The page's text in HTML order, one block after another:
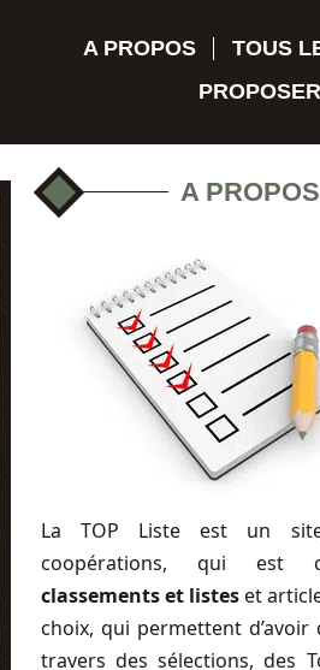
A PROPOS
TOUS
A PROPOS
La TOP Liste est un
coopérations, qui est
classements et listeset
choix, qui permettent d’avoir
travers des sélections, des